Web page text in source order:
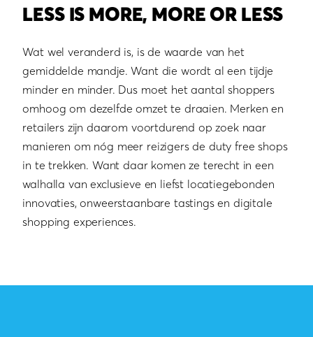
LESS IS MORE, MORE OR LESS
Wat wel veranderd is, is de waarde van het
gemiddelde mandje. Want die wordt al een tijdje
minder en minder. Dus moet het aantal shoppers
omhoog om dezelfde omzet te draaien. Merken en
retailers zijn daarom voortdurend op zoek naar
manieren om nóg meer reizigers de duty free shops
in te trekken. Want daar komen ze terecht in een
walhalla van exclusieve en liefst locatiegebonden
innovaties, onweerstaanbare tastings en digitale
shopping experiences.